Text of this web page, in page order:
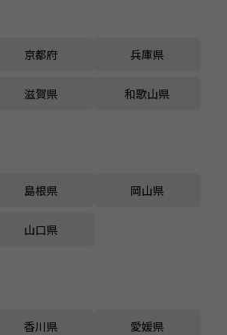
京都府 兵庫県
滋賀県 和歌山県
島根県 岡山県
山口県
香川県 愛媛県